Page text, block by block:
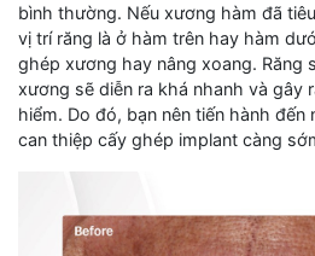
bình thường. Nếu xương hàm đã
vị trí răng là ở hàm trên hay hàm
ghép xương hay nâng xoang. Răng
xương sẽ diễn ra khá nhanh và gây
hiểm. Do đó, bạn nên tiến hành
can thiệp cấy ghép implant càng